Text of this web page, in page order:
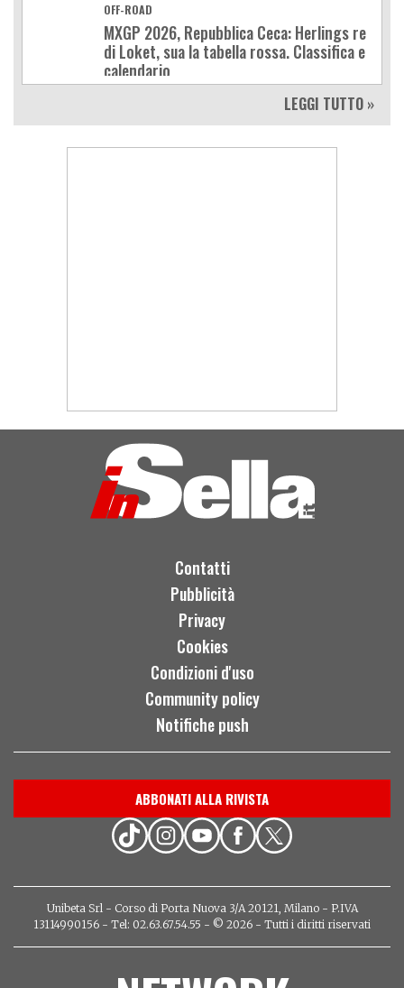
OFF-ROAD
MXGP 2026, Repubblica Ceca: Herlings re
di Loket, sua la tabella rossa. Classifica e
calendario
LEGGI TUTTO »
Contatti
Pubblicità
Privacy
Cookies
Condizioni d'uso
Community policy
Notifiche push
ABBONATI ALLA RIVISTA
Unibeta Srl - Corso di Porta Nuova 3/A 20121, Milano - P.IVA
13114990156 - Tel: 02.63.67.54.55 - © 2026 - Tutti i diritti riservati